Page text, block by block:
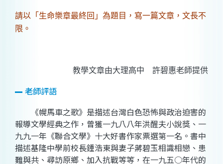
請以「生命樂章最終回」為題目，寫一篇文章，文長不
限。
教學文章由大理高中 許碧惠老師提供
老師評語
《幌馬車之歌》是描述台灣白色恐怖與政治迫害的
報導文學經典之作，曾獲一九八八年洪醒夫小說獎、一
九九一年《聯合文學》十大好書作家票選第一名。書中
描述基隆中學前校長鍾浩東與妻子蔣碧玉相識相戀、患
難與共、尋訪原鄉、加入抗戰等等，在一九五○年代的